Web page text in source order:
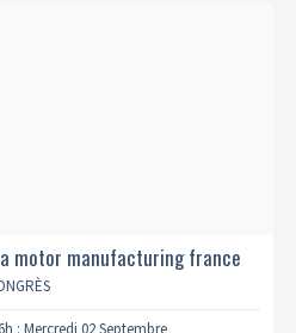
motor manufacturing france
: Mercredi 02 Septembre